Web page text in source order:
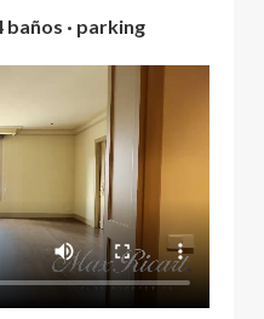
baños · parking